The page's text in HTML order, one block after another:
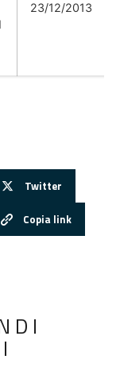
23/12/2013
Twitter
Copia link